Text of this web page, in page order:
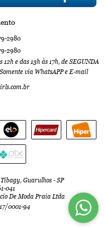
2980
2980
e das 13h às 17h, de SEGUNDA
via WhatsAPP e E-mail
Guarulhos- SP
041
De Moda Praia Ltda
0001-94